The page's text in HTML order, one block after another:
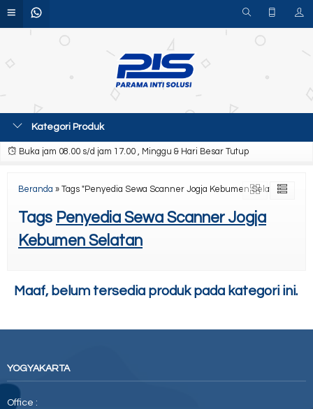
Kategori Produk
Buka jam 08.00 s/d jam 17.00 , Minggu & Hari Besar Tutup
Beranda » Tags "Penyedia Sewa Scanner Jogja Kebumen Selatan"
Tags Penyedia Sewa Scanner Jogja
Kebumen Selatan
Maaf, belum tersedia produk pada kategori ini.
YOGYAKARTA
Office :